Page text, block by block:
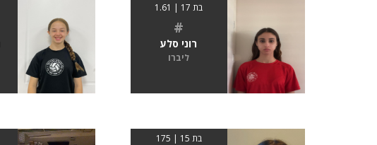
בת 17 | 1.61
#
רוני סלע
ליברו
בת 15 | 175